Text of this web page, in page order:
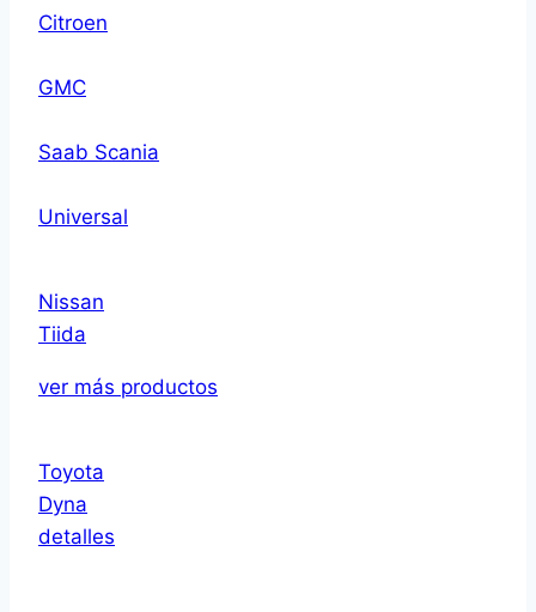
Citroen
GMC
Saab Scania
Universal
Nissan
Tiida
ver más productos
Toyota
Dyna
detalles